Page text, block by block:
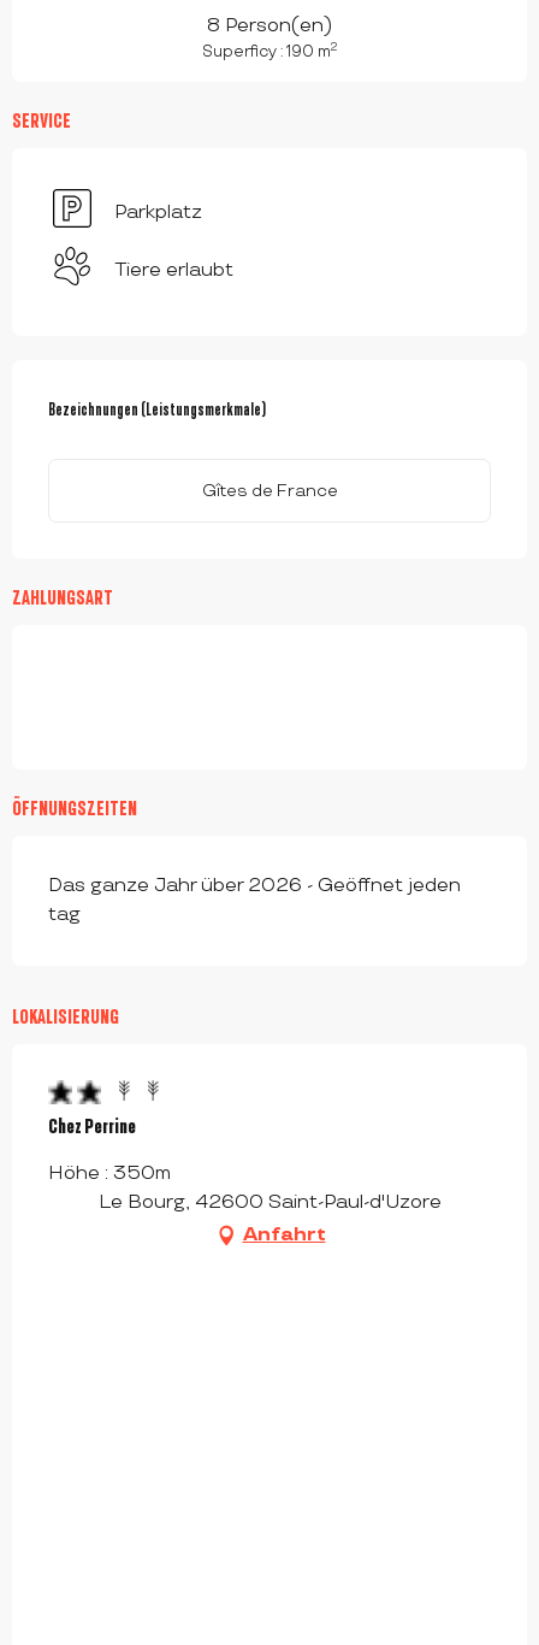
8 Person(en)
Superficy : 190 m2
SERVICE
Parkplatz
Tiere erlaubt
Bezeichnungen (Leistungsmerkmale)
Bezeichnungen (Leistungsmerkmale)
Gîtes de France
ZAHLUNGSART
ÖFFNUNGSZEITEN
Das ganze Jahr über 2026 - Geöffnet jeden
tag
LOKALISIERUNG
Chez Perrine
Höhe : 350m
Le Bourg, 42600 Saint-Paul-d'Uzore
Anfahrt